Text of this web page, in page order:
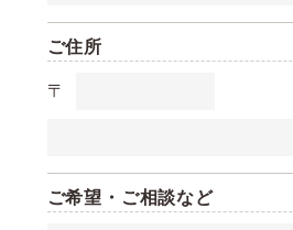
ご住所
〒
ご希望・ご相談など